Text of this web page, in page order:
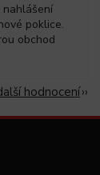
nahlášení
poklice.
obchod
hodnocení